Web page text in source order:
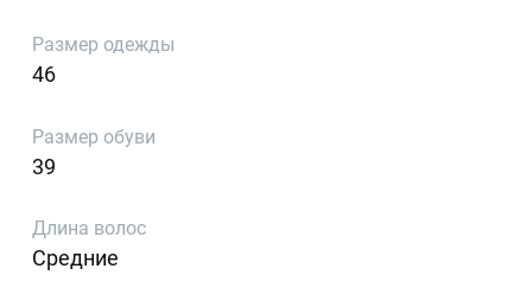
Размер одежды
46
Размер обуви
39
Длина волос
Средние